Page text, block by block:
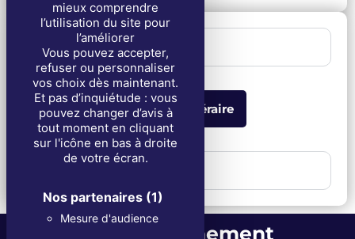
mieux comprendre
l’utilisation du site pour
l’améliorer
Vous pouvez accepter,
refuser ou personnaliser
vos choix dès maintenant.
Et pas d’inquiétude : vous
pouvez changer d’avis à
tout moment en cliquant
sur l'icône en bas à droite
de votre écran.
Nos partenaires (1)
Mesure d'audience
1 . Cérémonie
Obtenir l'itinéraire
Accompagnement